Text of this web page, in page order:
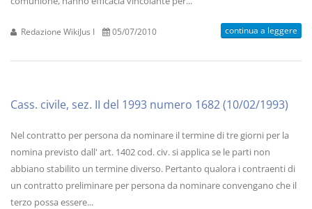
Redazione WikiJus I 05/07/2010 continua a leggere
Cass. civile, sez. II del 1993 numero 1682 (10/02/1993)
Nel contratto per persona da nominare il termine di tre giorni per la
nomina previsto dall' art. 1402 cod. civ. si applica se le parti non
abbiano stabilito un termine diverso. Pertanto qualora i contraenti di
un contratto preliminare per persona da nominare convengano che il
terzo possa essere...